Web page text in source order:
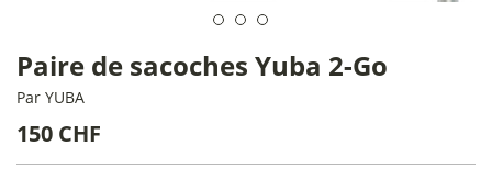
Paire de sacoches Yuba 2-Go
Par YUBA
150 CHF